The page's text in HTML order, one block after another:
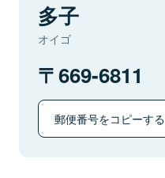
多子
オイゴ
669-6811
郵便番号をコピーする